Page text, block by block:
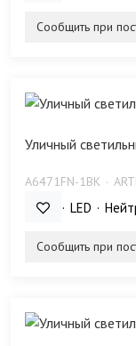
Сообщить при
Уличный
A6471FN-1BK
12 Bт LED
Сообщить при